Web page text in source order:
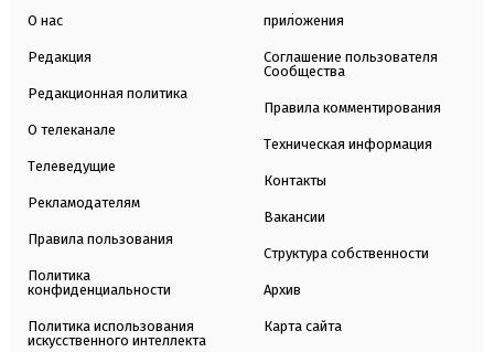
О нас
Редакция
Редакционная политика
О телеканале
Телеведущие
Рекламодателям
Правила пользования
Политика
конфиденциальности
Политика использования
искусственного интеллекта
приложения
Соглашение пользователя
Сообщества
Правила комментирования
Техническая информация
Контакты
Вакансии
Структура собственности
Архив
Карта сайта